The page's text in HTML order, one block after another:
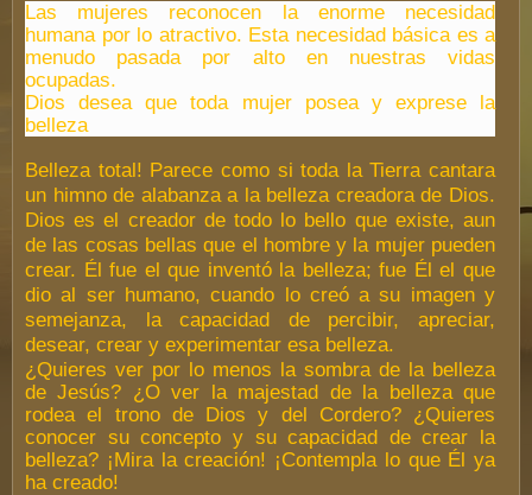
Las mujeres reconocen la enorme necesidad
humana por lo atractivo. Esta necesidad básica es a
menudo pasada por alto en nuestras vidas
ocupadas.
Dios desea que toda mujer posea y exprese la
belleza
Belleza total! Parece como si toda la Tierra cantara
un himno de alabanza a la belleza creadora de Dios.
Dios es el creador de todo lo bello que existe, aun
de las cosas bellas que el hombre y la mujer pueden
crear. Él fue el que inventó la belleza; fue Él el que
dio al ser humano, cuando lo creó a su imagen y
semejanza, la capacidad de percibir, apreciar,
desear, crear y experimentar esa belleza.
¿Quieres ver por lo menos la sombra de la belleza
de Jesús? ¿O ver la majestad de la belleza que
rodea el trono de Dios y del Cordero? ¿Quieres
conocer su concepto y su capacidad de crear la
belleza? ¡Mira la creación! ¡Contempla lo que Él ya
ha creado!